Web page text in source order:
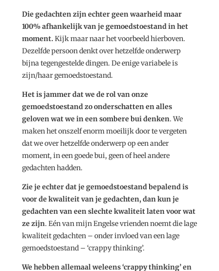
Die gedachten zijn echter geen waarheid maar
100% afhankelijk van je gemoedstoestand in het
moment. Kijk maar naar het voorbeeld hierboven.
Dezelfde persoon denkt over hetzelfde onderwerp
bijna tegengestelde dingen. De enige variabele is
zijn/haar gemoedstoestand.
Het is jammer dat we de rol van onze
gemoedstoestand zo onderschatten en alles
geloven wat we in een sombere bui denken. We
maken het onszelf enorm moeilijk door te vergeten
dat we over hetzelfde onderwerp op een ander
moment, in een goede bui, geen of heel andere
gedachten hadden.
Zie je echter dat je gemoedstoestand bepalend is
voor de kwaliteit van je gedachten, dan kun je
gedachten van een slechte kwaliteit laten voor wat
ze zijn. Eén van mijn Engelse vrienden noemt die lage
kwaliteit gedachten – onder invloed van een lage
gemoedstoestand – ‘crappy thinking’.
We hebben allemaal weleens ‘crappy thinking’ en